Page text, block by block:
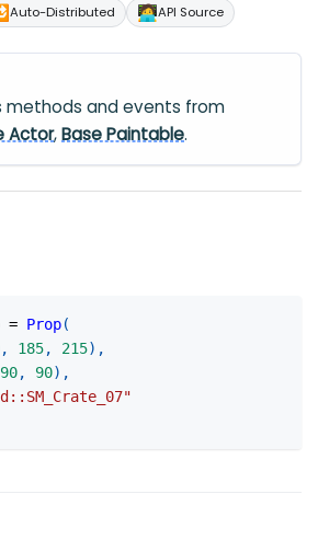
Auto-Distributed 🧑‍💻API Source
methods and events from
Actor,Base Paintable.
= Prop(
, 185, 215) ,
90, 90) ,